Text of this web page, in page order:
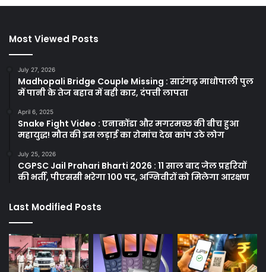
Most Viewed Posts
July 27, 2026
Madhopali Bridge Couple Missing : सारंगढ़ माधोपाली पुल
में पानी के तेज बहाव में बही कार, दंपत्ती लापता
April 6, 2025
Snake Fight Video : एनाकोंडा और मगरमच्छ की बीच हुआ
महायुद्ध! मौत की इस लड़ाई का रोमांच देख कांप उठे लोग
July 25, 2026
CGPSC Jail Prahari Bharti 2026 : 11 साल बाद जेल प्रहरियों
की भर्ती, पीएससी भरेगा 100 पद, अग्निवीरों को मिलेगा आरक्षण
Last Modified Posts